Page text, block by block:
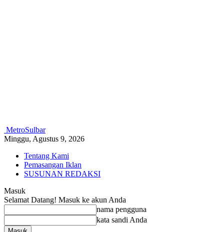
MetroSulbar
Minggu, Agustus 9, 2026
Tentang Kami
Pemasangan Iklan
SUSUNAN REDAKSI
Masuk
Selamat Datang! Masuk ke akun Anda
nama pengguna
kata sandi Anda